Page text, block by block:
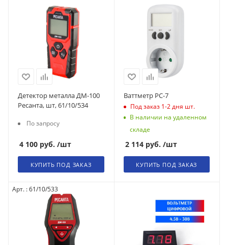
Детектор металла ДМ-100
Ресанта, шт, 61/10/534
По запросу
4 100 руб. /шт
КУПИТЬ ПОД ЗАКАЗ
Ваттметр PC-7
Под заказ 1-2 дня шт.
В наличии на удаленном
складе
2 114руб. /шт
КУПИТЬ ПОД ЗАКАЗ
Арт. : 61/10/533